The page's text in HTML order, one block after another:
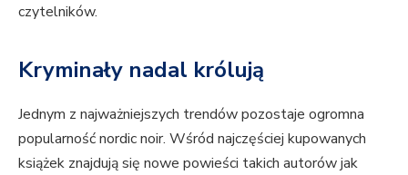
czytelników.
Kryminały nadal królują
Jednym z najważniejszych trendów pozostaje ogromna
popularność nordic noir. Wśród najczęściej kupowanych
książek znajdują się nowe powieści takich autorów jak